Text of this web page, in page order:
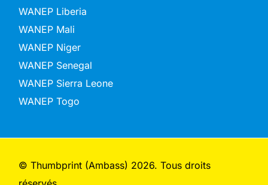
WANEP Liberia
WANEP Mali
WANEP Niger
WANEP Senegal
WANEP Sierra Leone
WANEP Togo
© Thumbprint (Ambass) 2026. Tous droits